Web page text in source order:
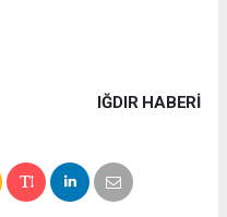
IĞDIR HABERİ